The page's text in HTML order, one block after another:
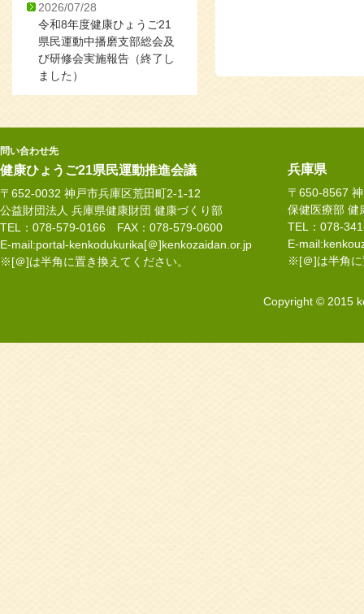
2026/07/28
令和8年度健康ひょうご21
県民運動中播磨支部総会及
び研修会実施報告（終了し
ました）
問い合わせ先
健康ひょうご21県民運動推進会議
〒652-0032 神戸市兵庫区荒田町2-1-12
公益財団法人 兵庫県健康財団 健康づくり部
TEL：078-579-0166 FAX：078-579-0600
E-mail:portal-kenkodukurika[＠]kenkozaidan.or.jp
※[＠]は半角に置き換えてください。
兵庫県
〒650-8567
保健医療部 健
TEL：078-
E-
※[＠]は半角に
Copyright © 2015